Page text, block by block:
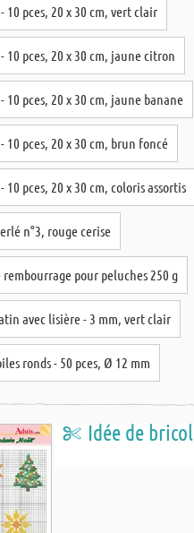
10 pces, 20 x 30 cm, vert clair
10 pces, 20 x 30 cm, jaune citron
10 pces, 20 x 30 cm, jaune banane
10 pces, 20 x 30 cm, brun foncé
10 pces, 20 x 30 cm, coloris assortis
n°3, rouge cerise
rembourrage pour peluches 250 g
avec lisière - 3 mm, vert clair
ronds - 50 pces, Ø 12 mm
Idée de